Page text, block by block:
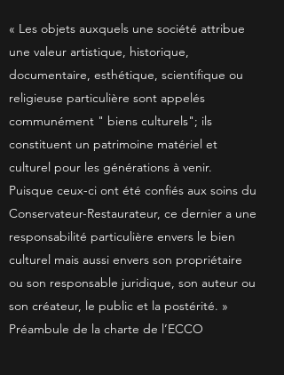
« Les objets auxquels une société attribue
une valeur artistique, historique,
documentaire, esthétique, scientifique ou
religieuse particulière sont appelés
communément " biens culturels"; ils
constituent un patrimoine matériel et
culturel pour les générations à venir.
Puisque ceux-ci ont été confiés aux soins du
Conservateur-Restaurateur, ce dernier a une
responsabilité particulière envers le bien
culturel mais aussi envers son propriétaire
ou son responsable juridique, son auteur ou
son créateur, le public et la postérité. »
Préambule de la charte de l’ECCO